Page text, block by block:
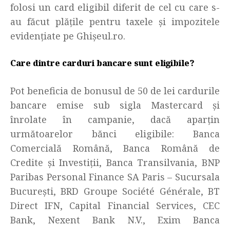
folosi un card eligibil diferit de cel cu care s-
au făcut plățile pentru taxele și impozitele
evidențiate pe Ghișeul.ro.
Care dintre carduri bancare sunt eligibile?
Pot beneficia de bonusul de 50 de lei cardurile
bancare emise sub sigla Mastercard și
înrolate în campanie, dacă aparțin
următoarelor bănci eligibile: Banca
Comercială Română, Banca Română de
Credite și Investiții, Banca Transilvania, BNP
Paribas Personal Finance SA Paris – Sucursala
București, BRD Groupe Société Générale, BT
Direct IFN, Capital Financial Services, CEC
Bank, Nexent Bank N.V., Exim Banca